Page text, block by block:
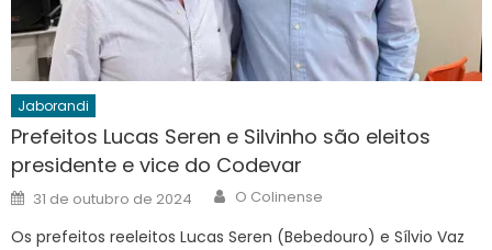
Jaborandi
Prefeitos Lucas Seren e Silvinho são eleitos
presidente e vice do Codevar
Posted
on
31 de outubro de 2024 Author
O Colinense
Os prefeitos reeleitos Lucas Seren (Bebedouro) e Sílvio Vaz